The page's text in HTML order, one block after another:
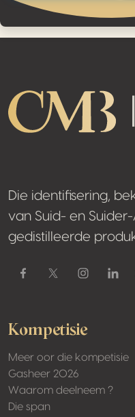
Die identifisering,
van Suid- en
gedistilleerde
Facebook
Kompetisie
Meer oor die kompetisie
Gasheer 2026
Waarom deelneem ?
Die span